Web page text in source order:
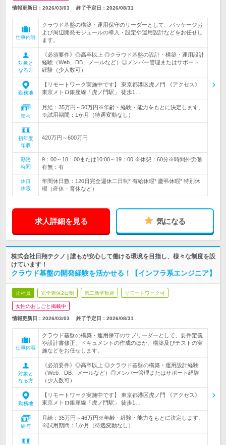
情報更新日：2026/03/03 終了予定日： 2026/08/31
仕事内容
クラウド基盤の構築・運用保守のリーダーとして、パッケージお
よび周辺開発モジュールの導入・設定や運用設計などをお任せし
ます。
対象と
なる方
《必須要件》◎高卒以上 ◎クラウド基盤の設計・構築・運用設計
経験（Web、DB、メールなど）◎メンバー管理またはサポート
経験（少人数可）
勤務地
【リモートワーク実施中です】 東京都港区虎ノ門 《アクセス》
東京メトロ銀座線「虎ノ門駅」 徒歩1…
給与
月給：35万円～50万円※年齢・経験・能力をもとに決定します。
※試用期間：1か月（待遇変動なし）
初年度
年収
420万円～600万円
勤務
時間
9：00～18：00または10:00～19：00 ※休憩：60分※時間外労働
有無：有
休日
休暇
年間休日数：120日完全週休二日制* 有給休暇* 慶弔休暇* 特別休
暇（産休・育休など）
求人詳細を見る 気になる
株式会社日翔テクノ | 誰もが安心して働ける環境を目指し、様々な制度を設
けています！
クラウド基盤の開発経験を活かせる！【インフラ系エンジニア】
正社員 完全週休2日制 第二新卒歓迎 リモートワーク可
女性のおしごと掲載中
情報更新日：2026/03/03 終了予定日： 2026/08/31
仕事内容
クラウド基盤の構築・運用保守のサブリーダーとして、要件定義
や設計書修正、ドキュメントの作成のほか、構築及びテストの実
施などをお任せします。
対象と
なる方
《必須要件》◎高卒以上 ◎クラウド基盤の構築・運用設計経験
（Web、DB、メールなど）◎メンバー管理またはサポート経験
（少人数可）
勤務地
【リモートワーク実施中です】 東京都港区虎ノ門 《アクセス》
東京メトロ銀座線「虎ノ門駅」 徒歩1…
給与
月給：35万円～46万円※年齢・経験・能力をもとに決定します。
※試用期間：1か月（待遇変動なし）